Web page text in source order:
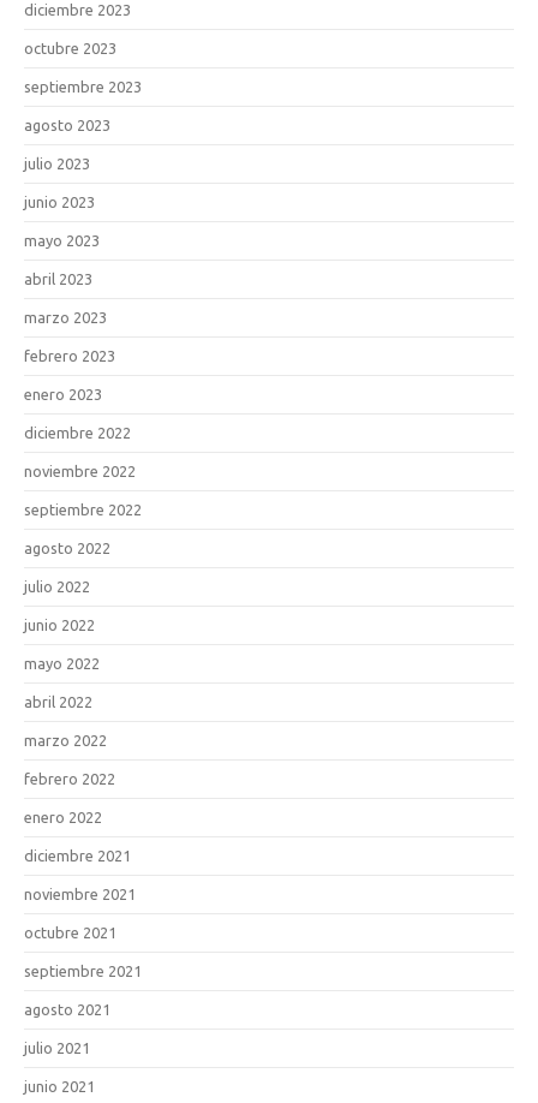
diciembre 2023
octubre 2023
septiembre 2023
agosto 2023
julio 2023
junio 2023
mayo 2023
abril 2023
marzo 2023
febrero 2023
enero 2023
diciembre 2022
noviembre 2022
septiembre 2022
agosto 2022
julio 2022
junio 2022
mayo 2022
abril 2022
marzo 2022
febrero 2022
enero 2022
diciembre 2021
noviembre 2021
octubre 2021
septiembre 2021
agosto 2021
julio 2021
junio 2021